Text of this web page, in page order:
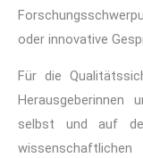
oder innovative
Für die
Herausgeberinnen
selbst und auf